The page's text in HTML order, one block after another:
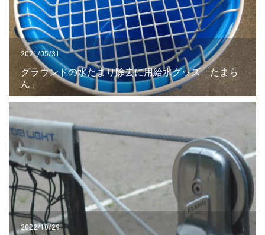
2021/05/31
グラウンドの水たまり除去に用給水グッズ「たまら
ん」
2022/10/29